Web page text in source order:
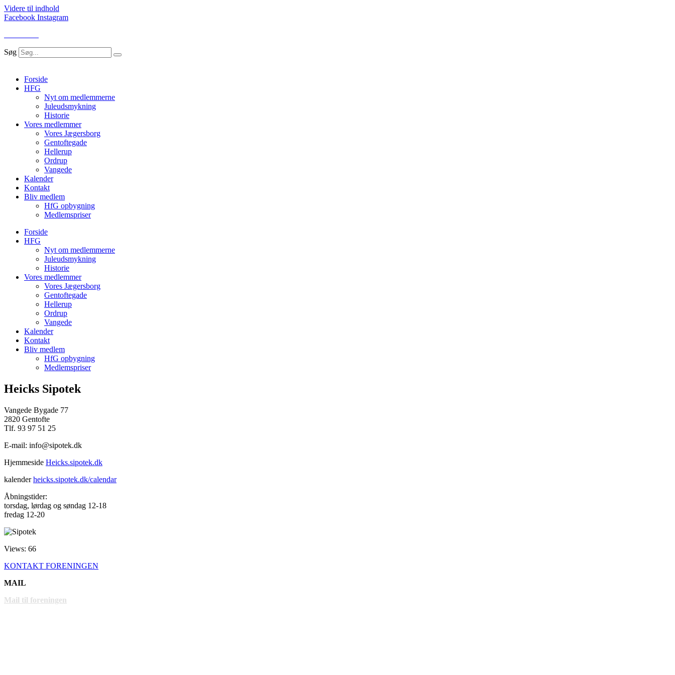
Videre til indhold
Facebook Instagram
Søg
Forside
HFG
Nyt om medlemmerne
Juleudsmykning
Historie
Vores medlemmer
Vores Jægersborg
Gentoftegade
Hellerup
Ordrup
Vangede
Kalender
Kontakt
Bliv medlem
HfG opbygning
Medlemspriser
Forside
HFG
Nyt om medlemmerne
Juleudsmykning
Historie
Vores medlemmer
Vores Jægersborg
Gentoftegade
Hellerup
Ordrup
Vangede
Kalender
Kontakt
Bliv medlem
HfG opbygning
Medlemspriser
Heicks Sipotek
Vangede Bygade 77
2820 Gentofte
Tlf. 93 97 51 25
E-mail: info@sipotek.dk
Hjemmeside Heicks.sipotek.dk
kalenderheicks.sipotek.dk/calendar
Åbningstider:
torsdag, lørdag og søndag 12-18
fredag 12-20
Views: 66
KONTAKT FORENINGEN
MAIL
Mail til foreningen